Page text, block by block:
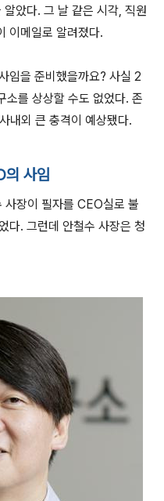
았다. 그 날 같은 시각, 직원
이메일로 알려졌다.
임을 준비했을까요? 사실 2
를 상상할 수도 없었다. 존
내외 큰 충격이 예상됐다.
의 사임
장이 필자를 CEO실로 불
다. 그런데 안철수 사장은 청